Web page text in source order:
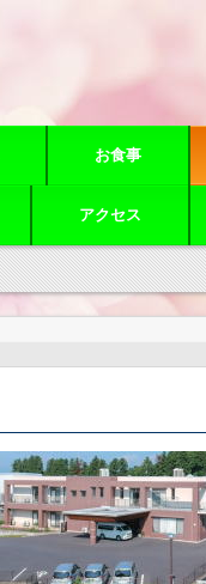
お食事
アクセス